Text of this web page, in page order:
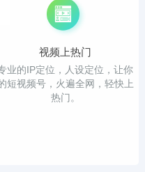
视频上热门
业的IP定位，人设定位，让你
短视频号，火遍全网，轻快上
热门。